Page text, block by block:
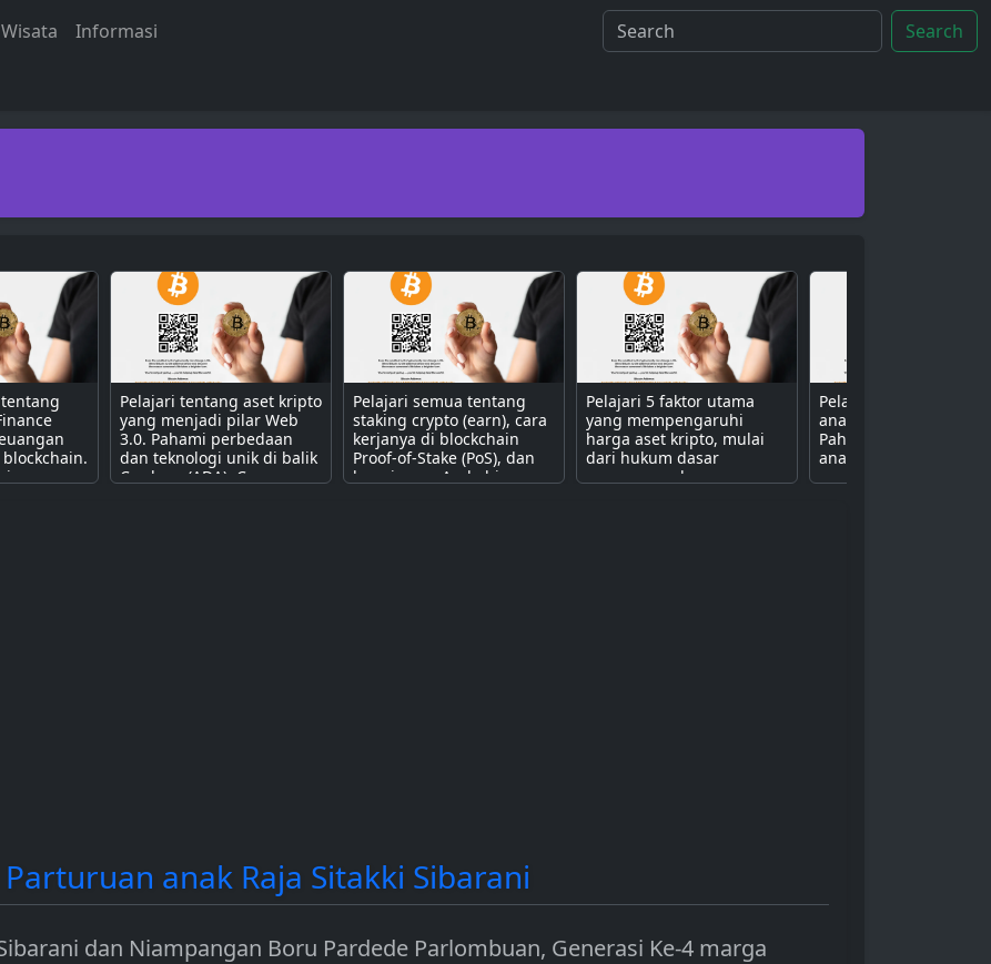
Wisata Informasi Search
Pelajari tentang aset kripto
yang menjadi pilar Web
3.0. Pahami perbedaan
dan teknologi unik di balik
Cardano (ADA), Cosmos
Pelajari semua tentang
staking crypto (earn), cara
kerjanya di blockchain
Proof-of-Stake (PoS), dan
bagaimana Anda bisa
Pelajari 5 faktor utama
yang mempengaruhi
harga aset kripto, mulai
dari hukum dasar
penawaran dan
Pelajari 3 metode
analisis aset kripto.
Pahami perbedaan
analisis fundamental
anak Raja Sitakki Sibarani
dan Niampangan Boru Pardede Parlombuan, Generasi Ke-4 marga